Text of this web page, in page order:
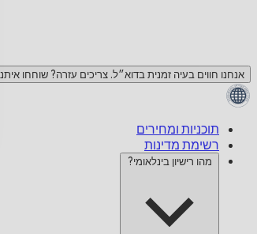
אנחנו חווים בעיה זמנית בדוא״ל. צריכים עזרה? שוחחו
תוכניות ומחירים
רשימת מדינות
מהו רישיון בינלאומי?